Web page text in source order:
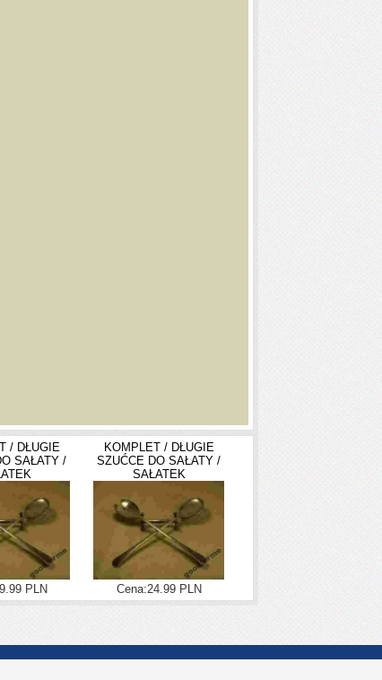
/ DŁUGIE
SAŁATY /
PLN
KOMPLET / DŁUGIE
SZUĆCE DO SAŁATY /
SAŁATEK
Cena:24.99 PLN